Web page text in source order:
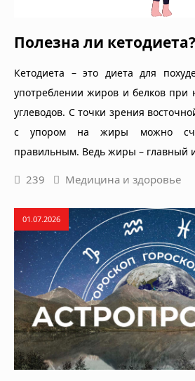
Полезна ли кетодиета?
Кетодиета – это диета для
употреблении жиров и белков при
углеводов. С точки зрения
с упором на жиры можно
правильным. Ведь жиры – главный
239 Медицина и здоровье
01.07.2026